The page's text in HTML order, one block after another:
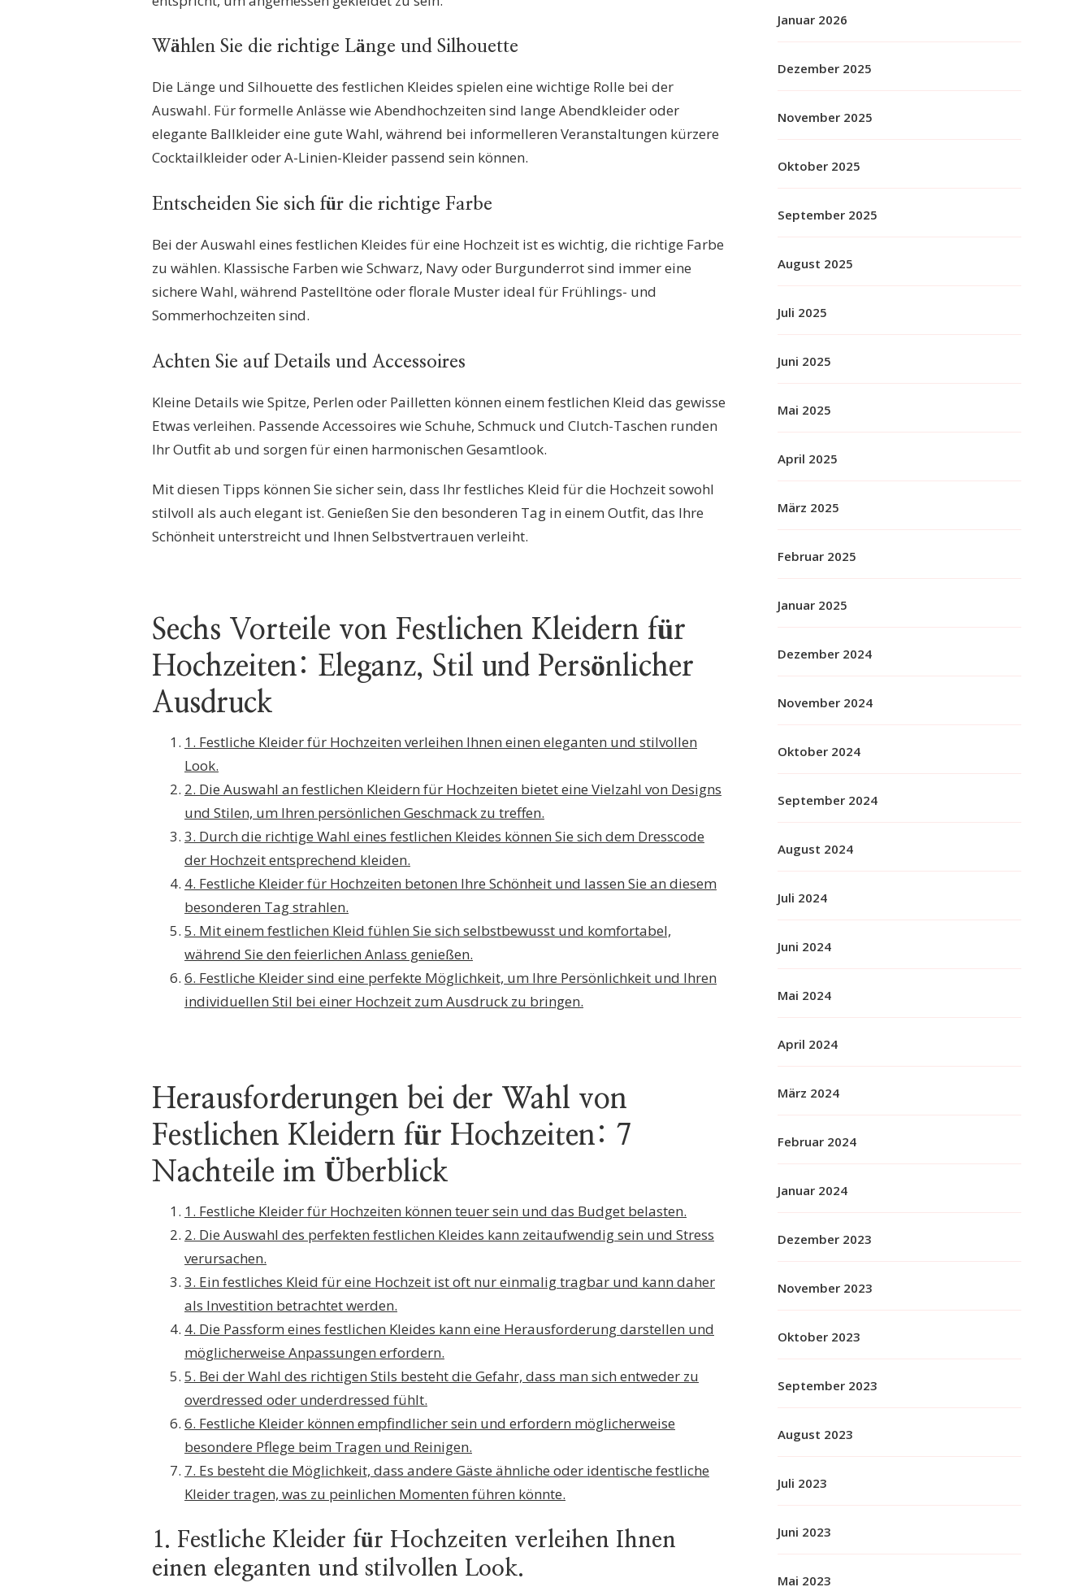
Wählen Sie die richtige Länge und Silhouette
Die Länge und Silhouette des festlichen Kleides spielen eine wichtige Rolle bei der
Auswahl. Für formelle Anlässe wie Abendhochzeiten sind lange Abendkleider oder
elegante Ballkleider eine gute Wahl, während bei informelleren Veranstaltungen kürzere
Cocktailkleider oder A-Linien-Kleider passend sein können.
Entscheiden Sie sich für die richtige Farbe
Bei der Auswahl eines festlichen Kleides für eine Hochzeit ist es wichtig, die richtige Farbe
zu wählen. Klassische Farben wie Schwarz, Navy oder Burgunderrot sind immer eine
sichere Wahl, während Pastelltöne oder florale Muster ideal für Frühlings- und
Sommerhochzeiten sind.
Achten Sie auf Details und Accessoires
Kleine Details wie Spitze, Perlen oder Pailletten können einem festlichen Kleid das gewisse
Etwas verleihen. Passende Accessoires wie Schuhe, Schmuck und Clutch-Taschen runden
Ihr Outfit ab und sorgen für einen harmonischen Gesamtlook.
Mit diesen Tipps können Sie sicher sein, dass Ihr festliches Kleid für die Hochzeit sowohl
stilvoll als auch elegant ist. Genießen Sie den besonderen Tag in einem Outfit, das Ihre
Schönheit unterstreicht und Ihnen Selbstvertrauen verleiht.
Sechs Vorteile von Festlichen Kleidern für
Hochzeiten: Eleganz, Stil und Persönlicher
Ausdruck
1. Festliche Kleider für Hochzeiten verleihen Ihnen einen eleganten und stilvollen
Look.
2. Die Auswahl an festlichen Kleidern für Hochzeiten bietet eine Vielzahl von Designs
und Stilen, um Ihren persönlichen Geschmack zu treffen.
3. Durch die richtige Wahl eines festlichen Kleides können Sie sich dem Dresscode
der Hochzeit entsprechend kleiden.
4. Festliche Kleider für Hochzeiten betonen Ihre Schönheit und lassen Sie an diesem
besonderen Tag strahlen.
5. Mit einem festlichen Kleid fühlen Sie sich selbstbewusst und komfortabel,
während Sie den feierlichen Anlass genießen.
6. Festliche Kleider sind eine perfekte Möglichkeit, um Ihre Persönlichkeit und Ihren
individuellen Stil bei einer Hochzeit zum Ausdruck zu bringen.
Herausforderungen bei der Wahl von
Festlichen Kleidern für Hochzeiten: 7
Nachteile im Überblick
1. Festliche Kleider für Hochzeiten können teuer sein und das Budget belasten.
2. Die Auswahl des perfekten festlichen Kleides kann zeitaufwendig sein und Stress
verursachen.
3. Ein festliches Kleid für eine Hochzeit ist oft nur einmalig tragbar und kann daher
als Investition betrachtet werden.
4. Die Passform eines festlichen Kleides kann eine Herausforderung darstellen und
möglicherweise Anpassungen erfordern.
5. Bei der Wahl des richtigen Stils besteht die Gefahr, dass man sich entweder zu
overdressed oder underdressed fühlt.
6. Festliche Kleider können empfindlicher sein und erfordern möglicherweise
besondere Pflege beim Tragen und Reinigen.
7. Es besteht die Möglichkeit, dass andere Gäste ähnliche oder identische festliche
Kleider tragen, was zu peinlichen Momenten führen könnte.
1. Festliche Kleider für Hochzeiten verleihen Ihnen
einen eleganten und stilvollen Look.
Januar 2026
Dezember 2025
November 2025
Oktober 2025
September 2025
August 2025
Juli 2025
Juni 2025
Mai 2025
April 2025
März 2025
Februar 2025
Januar 2025
Dezember 2024
November 2024
Oktober 2024
September 2024
August 2024
Juli 2024
Juni 2024
Mai 2024
April 2024
März 2024
Februar 2024
Januar 2024
Dezember 2023
November 2023
Oktober 2023
September 2023
August 2023
Juli 2023
Juni 2023
Mai 2023